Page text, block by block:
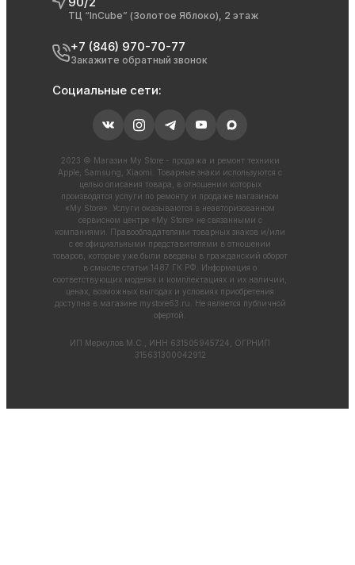
ТЦ “InCube” (Золотое Яблоко), 2 этаж
+7 (846) 970-70-77
Закажите обратный звонок
Социальные сети:
2023 © Магазин My Store - продажа и ремонт техники
Apple, Samsung, Xiaomi. Товарные знаки используются с
целью описания товара, в отношении которых
производятся услуги по ремонту и продаже магазином
«My Store». Услуги оказываются в неавторизованном
сервисном центре «My Store» не связанными с
компаниями. Правообладателями товарных знаков и/или
с ее официальными представителями в отношении
товаров, которые уже были введены в гражданский оборот
в смысле статьи 1487 ГК РФ. Информация о
соответствующих моделях и комплектациях и их наличии,
ценах, возможных выгодах и условиях приобретения
доступна в магазине mystore63.ru . Не является публичной
офертой.
ИП Меркулов М.С., ИНН 631505945724, ОГРНИП
315631300042912